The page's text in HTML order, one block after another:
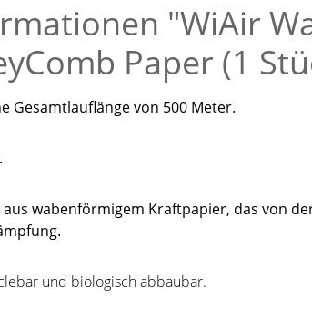
"WiAir
Paper (1
Gesamtlauflänge von 500 Meter.
wabenförmigem Kraftpapier, das von
und biologisch abbaubar.